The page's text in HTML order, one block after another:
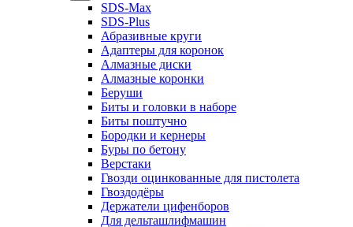
SDS-Max
SDS-Plus
Абразивные круги
Адаптеры для коронок
Алмазные диски
Алмазные коронки
Беруши
Биты и головки в наборе
Биты поштучно
Бородки и кернеры
Буры по бетону
Верстаки
Гвозди оцинкованные для пистолета
Гвоздодёры
Держатели цифенборов
Для дельташлифмашин